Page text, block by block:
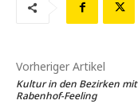
Vorheriger Artikel
Kultur in den Bezirken mit
Rabenhof-Feeling